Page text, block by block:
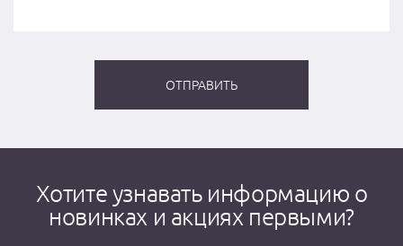
Хотите узнавать информацию о
новинках и акциях первыми?